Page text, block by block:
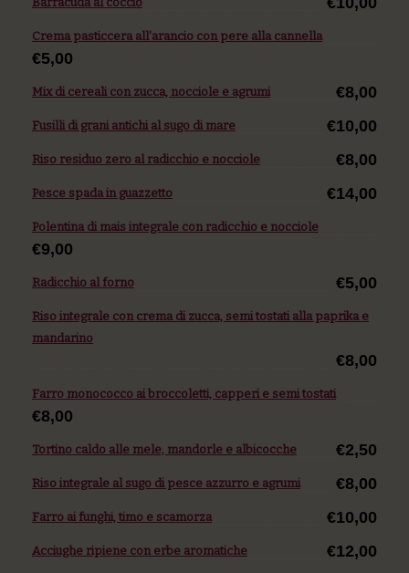
Crema pasticcera all'arancio con pere alla cannella
€5,00
Mix di cereali con zucca, nocciole e agrumi €8,00
Fusilli di grani antichi al sugo di mare €10,00
Riso residuo zero al radicchio e nocciole €8,00
Pesce spada in guazzetto €14,00
Polentina di mais integrale con radicchio e nocciole
€9,00
Radicchio al forno €5,00
Riso integrale con crema di zucca, semi tostati alla paprika e
mandarino
€8,00
Farro monococco ai broccoletti, capperi e semi tostati
€8,00
Tortino caldo alle mele, mandorle e albicocche €2,50
Riso integrale al sugo di pesce azzurro e agrumi €8,00
Farro ai funghi, timo e scamorza €10,00
Acciughe ripiene con erbe aromatiche €12,00